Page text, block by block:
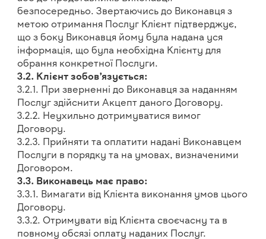
безпосередньо. Звертаючись до Виконавця з
метою отримання Послуг Клієнт підтверджує,
що з боку Виконавця йому була надана уся
інформація, що була необхідна Клієнту для
обрання конкретної Послуги.
3.2. Клієнт зобов’язується:
3.2.1. При зверненні до Виконавця за наданням
Послуг здійснити Акцепт даного Договору.
3.2.2. Неухильно дотримуватися вимог
Договору.
3.2.3. Прийняти та оплатити надані Виконавцем
Послуги в порядку та на умовах, визначеними
Договором.
3.3. Виконавець має право:
3.3.1. Вимагати від Клієнта виконання умов цього
Договору.
3.3.2. Отримувати від Клієнта своєчасну та в
повному обсязі оплату наданих Послуг.